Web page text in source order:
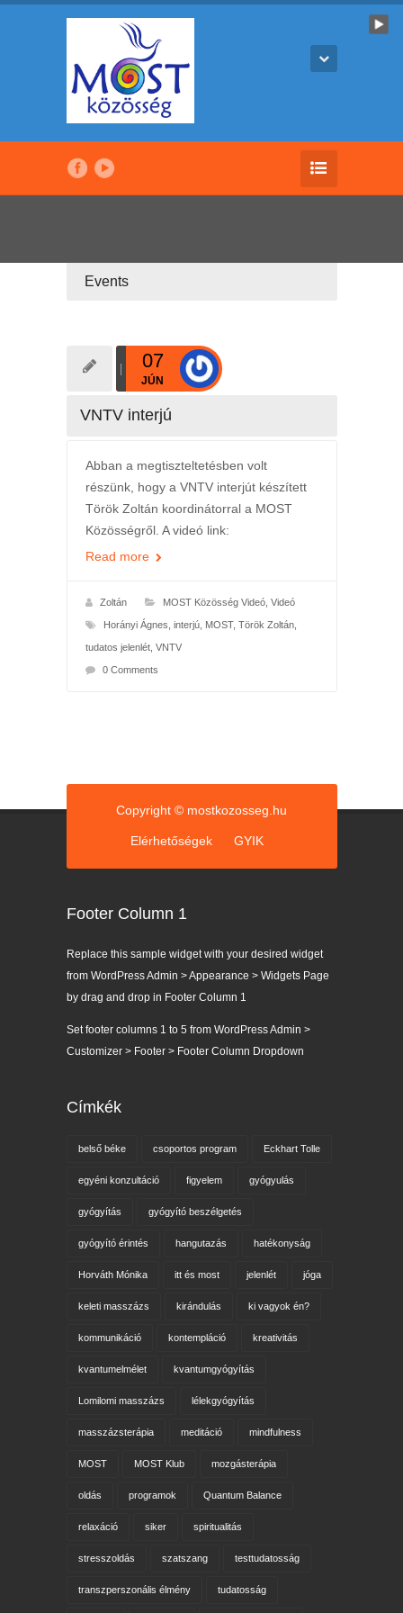
Events
07
JÚN
VNTV interjú
Abban a megtiszteltetésben volt
részünk, hogy a VNTV interjút készített
Török Zoltán koordinátorral a MOST
Közösségről. A videó link:
Read more
Zoltán MOST Közösség Videó, Videó
Horányi Ágnes interjú, MOST, Török Zoltán,
tudatos jelenlét, VNTV
0 Comments
Copyright © mostkozosseg.hu
Elérhetőségek GYIK
Footer Column 1
Replace this sample widget with your desired widget
from WordPress Admin > Appearance > Widgets Page
by drag and drop in Footer Column 1
Set footer columns 1 to 5 from WordPress Admin >
Customizer > Footer > Footer Column Dropdown
Címkék
belső béke csoportos program Eckhart Tolle
egyéni konzultáció figyelem gyógyulás
gyógyítás gyógyító beszélgetés
gyógyító érintés hangutazás hatékonyság
Horváth Mónika itt és most jelenlét jóga
keleti masszázs kirándulás ki vagyok én?
kommunikáció kontempláció kreativitás
kvantumelmélet kvantumgyógyítás
Lomilomi masszázs lélekgyógyítás
masszázsterápia meditáció mindfulness
MOST MOST Klub mozgásterápia
oldás programok Quantum Balance
relaxáció siker spiritualitás
stresszoldás szatszang testtudatosság
transzperszonális élmény tudatosság